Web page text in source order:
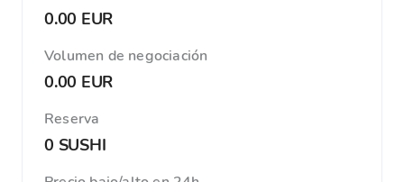
0.00 EUR
Volumen de negociación
0.00 EUR
Reserva
0 SUSHI